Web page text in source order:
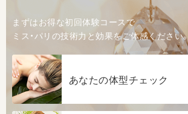
フェイススリム
まずはお得な初回体験コースで
ミス・パリの技術力と効果をご体感ください。
あなたの体型チェック